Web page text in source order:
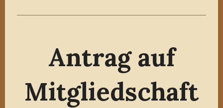
Antrag auf
Mitgliedschaft